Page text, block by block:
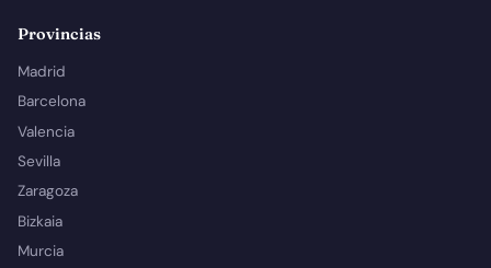
Provincias
Madrid
Barcelona
Valencia
Sevilla
Zaragoza
Bizkaia
Murcia